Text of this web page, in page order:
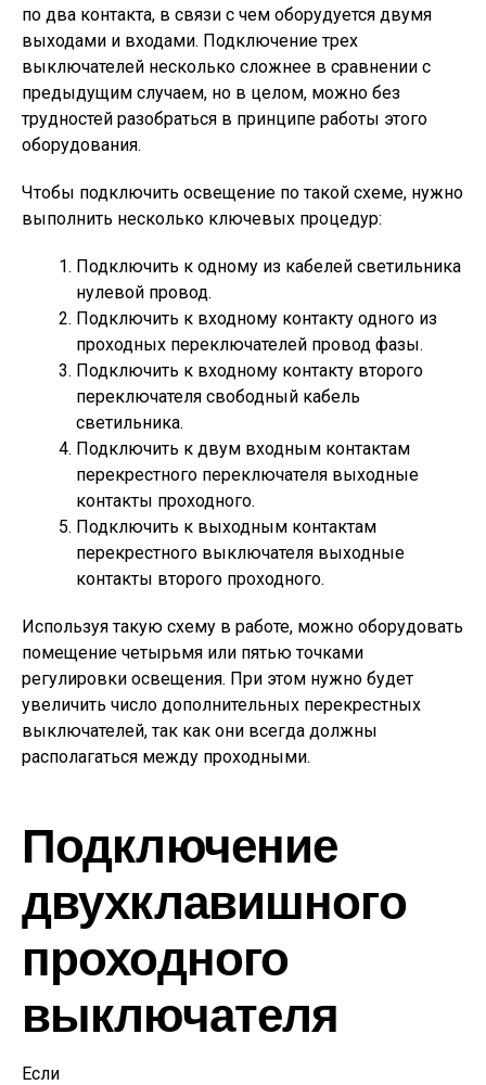
по два контакта, в связи с чем оборудуется двумя
выходами и входами. Подключение трех
выключателей несколько сложнее в сравнении с
предыдущим случаем, но в целом, можно без
трудностей разобраться в принципе работы этого
оборудования.
Чтобы подключить освещение по такой схеме, нужно
выполнить несколько ключевых процедур:
Подключить к одному из кабелей светильника
нулевой провод.
Подключить к входному контакту одного из
проходных переключателей провод фазы.
Подключить к входному контакту второго
переключателя свободный кабель
светильника.
Подключить к двум входным контактам
перекрестного переключателя выходные
контакты проходного.
Подключить к выходным контактам
перекрестного выключателя выходные
контакты второго проходного.
Используя такую схему в работе, можно оборудовать
помещение четырьмя или пятью точками
регулировки освещения. При этом нужно будет
увеличить число дополнительных перекрестных
выключателей, так как они всегда должны
располагаться между проходными.
Подключение
двухклавишного
проходного
выключателя
Если